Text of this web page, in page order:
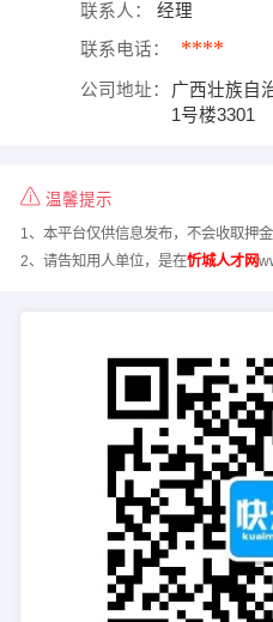
联系人： 经理
联系电话： ****
公司地址：
广西壮族自
1号楼3301
温馨提示
1、本平台仅供信息发布，不会收取押金
2、请告知用人单位，是在忻城人才网